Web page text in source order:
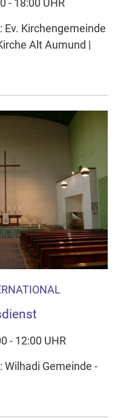
Ev. Kirchengemeinde
Alt Aumund |
- 12:00 UHR
Wilhadi Gemeinde -